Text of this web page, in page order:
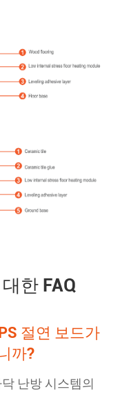
한 FAQ
절연 보드가
까?
난방 시스템의